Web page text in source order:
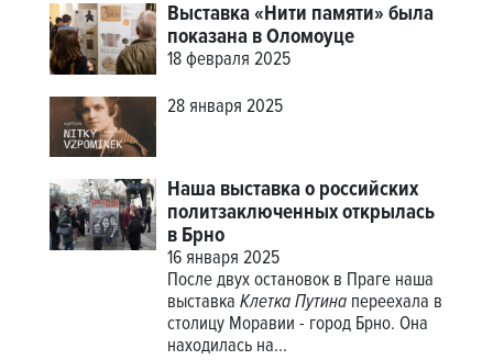
Выставка «Нити памяти» была
показана в Оломоуце
18 февраля 2025
28 января 2025
Наша выставка о российских
политзаключенных открылась
в Брно
16 января 2025
После двух остановок в Праге наша
выставкаКлетка Путина переехала в
столицу Моравии - город Брно. Она
находилась на...